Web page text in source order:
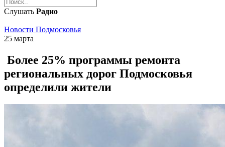
Слушать Радио
Новости Подмосковья
25 марта
Более 25% программы ремонта
региональных дорог Подмосковья
определили жители